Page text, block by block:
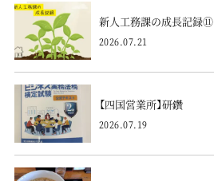
2026.07.21
新人工務課の成長記録⑪
2026.07.19
【四国営業所】研鑽